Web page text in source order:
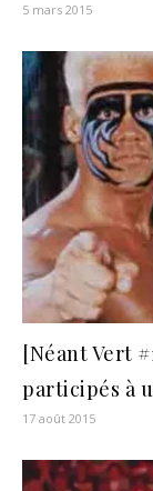
5 mars 2015
[Néant Vert
participés à
17 août 2015